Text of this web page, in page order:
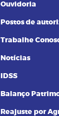
Ouvidoria
Postos de
Trabalhe
Notícias
IDSS
Balanço
Reajuste por